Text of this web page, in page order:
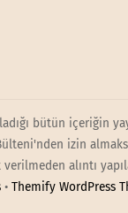
bütün içeriğin
izin
alıntı
•Themify WordPress